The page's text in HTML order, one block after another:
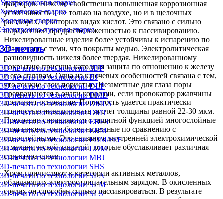
Ультразвуковая сварка
Химическая сварка
Холодная сварка
Электронно-лучевая сварка
3D-печать
3D-печать по технологии 3DP
3D-печать по технологии BJ
3D-печать по технологии DLP
3D-печать по технологии DMD
3D-печать по технологии DMLS
3D-печать по технологии DMT
3D-печать по технологии EBF3
3D-печать по технологии EBM
3D-печать по технологии FDM/FFF
3D-печать по технологии LOM
3D-печать по технологии MBJ
3D-печать по технологии SHS
3D-печать по технологии SLA
3D-печать по технологии SLM
3D-печать по технологии SLS
факторов. Никелю свойственна повышенная коррозионная
устойчивость и не только на воздухе, но и в щелочных
растворах, некоторых видах кислот. Это связано с сильно
выраженной предрасположенностью к пассивированию.
Никелированные изделия более устойчивы к испарению по
сравнению с теми, что покрыты медью. Электролитическая
разновидность никеля более твердая. Никелированному
покрытию присуща катодная защита по отношению к железу
и его сплавам. Одна из ключевых особенностей связана с тем,
что тонкие слои пористые. Незаметные для глаза поры
превращаются в очаги коррозии, если провокатор ржавчины
достигает основание. Пористость удается практически
полностью нивелировать за счет толщины равной 22-30 мкм.
Прекрасно справляются с защитной функцией многослойные
слои никеля, они более надежные по сравнению с
однослойными. Это связано с внутренней электрохимической
и механической защитой, которые обуславливает различная
структура слоев.
Хром причисляют к категории активных металлов,
обладающих электроотрицательным зарядом. В окисленных
средах он способен сильно пассивироваться. В результате